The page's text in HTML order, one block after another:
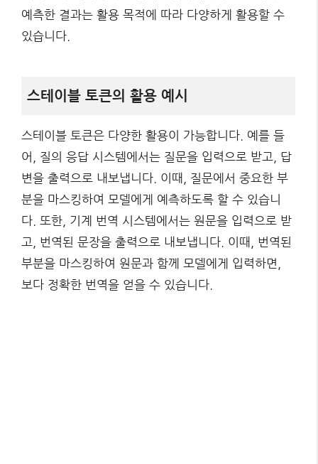
예측한 결과는 활용 목적에 따라 다양하게 활용할 수
있습니다.
스테이블 토큰의 활용 예시
스테이블 토큰은 다양한 활용이 가능합니다. 예를 들
어, 질의 응답 시스템에서는 질문을 입력으로 받고, 답
변을 출력으로 내보냅니다. 이때, 질문에서 중요한 부
분을 마스킹하여 모델에게 예측하도록 할 수 있습니
다. 또한, 기계 번역 시스템에서는 원문을 입력으로 받
고, 번역된 문장을 출력으로 내보냅니다. 이때, 번역된
부분을 마스킹하여 원문과 함께 모델에게 입력하면,
보다 정확한 번역을 얻을 수 있습니다.